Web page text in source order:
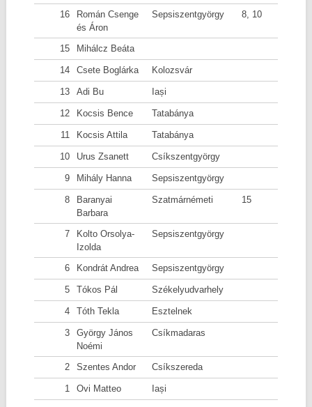
16
Román Csenge
és Áron
Sepsiszentgyörgy 8, 10
15 Mihálcz Beáta
14 Csete Boglárka Kolozsvár
13 Adi Bu Iași
12 Kocsis Bence Tatabánya
11 Kocsis Attila Tatabánya
10 Urus Zsanett Csíkszentgyörgy
9 Mihály Hanna Sepsiszentgyörgy
8
Baranyai
Barbara
Szatmárnémeti 15
7
Kolto Orsolya-
Izolda
Sepsiszentgyörgy
6 Kondrát Andrea Sepsiszentgyörgy
5 Tókos Pál Székelyudvarhely
4 Tóth Tekla Esztelnek
3
György János
Noémi
Csíkmadaras
2 Szentes Andor Csíkszereda
1 Ovi Matteo Iași